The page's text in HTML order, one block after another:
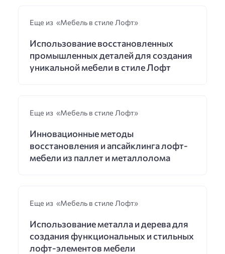
Еще из «Мебель в стиле Лофт»
Использование восстановленных
промышленных деталей для создания
уникальной мебели в стиле Лофт
Еще из «Мебель в стиле Лофт»
Инновационные методы
восстановления и апсайклинга лофт-
мебели из паллет и металлолома
Еще из «Мебель в стиле Лофт»
Использование металла и дерева для
создания функциональных и стильных
лофт-элементов мебели